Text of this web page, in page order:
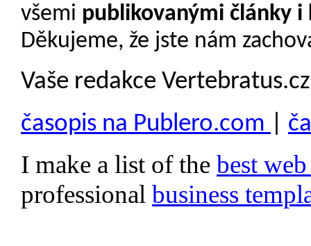
všemi publikovanými články i
Děkujeme, že jste nám
Vaše redakce Vertebratus.cz
časopis na Publero.com
I make a list of the best
professional business